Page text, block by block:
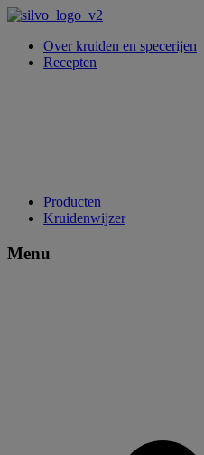
Over kruiden en specerijen
Recepten
Producten
Kruidenwijzer
Menu